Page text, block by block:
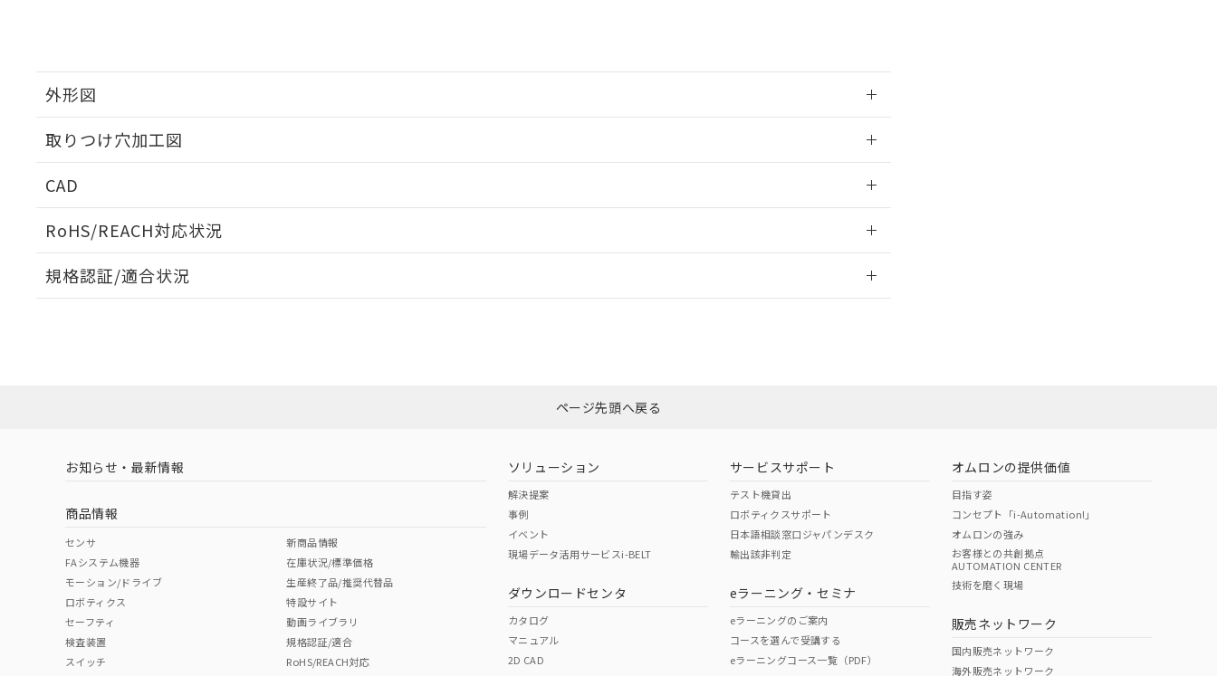
外形図
取りつけ穴加工図
CAD
RoHS/REACH対応状況
EU RoHS 注意事項・凡例
ダウンロードはこちら
中国 RoHS 注意事項・凡例
中国 RoHS表
Pb Hg Cr(VI)
O O
規格認証/適合状況
ページ先頭へ戻る
お知らせ・最新情報
商品情報
センサ
FAシステム機器
モーション/ドライブ
ロボティクス
セーフティ
検査装置
スイッチ
新商品情報
在庫状況/標準価格
生産終了品/推奨代替品
特設サイト
動画ライブラリ
規格認証/適合
RoHS/REACH対応
ソリューション
解決提案
事例
イベント
現場データ活用サービスi-BELT
ダウンロードセンタ
カタログ
マニュアル
2D CAD
サービスサポート
テスト機貸出
ロボティクスサポート
日本語相談窓口ジャパンデスク
輸出該非判定
eラーニング・セミナ
eラーニングのご案内
コースを選んで受講する
eラーニングコース一覧（PDF）
オムロンの提供価値
目指す姿
コンセプト「i-Automation!」
オムロンの強み
お客様との共創拠点
AUTOMATION CENTER
技術を磨く現場
販売ネットワーク
国内販売ネットワーク
海外販売ネットワーク